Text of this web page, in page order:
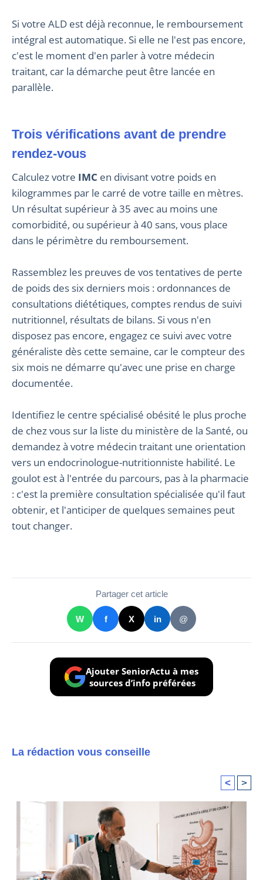
Si votre ALD est déjà reconnue, le remboursement
intégral est automatique. Si elle ne l'est pas encore,
c'est le moment d'en parler à votre médecin
traitant, car la démarche peut être lancée en
parallèle.
Trois vérifications avant de prendre
rendez-vous
Calculez votre IMC en divisant votre poids en
kilogrammes par le carré de votre taille en mètres.
Un résultat supérieur à 35 avec au moins une
comorbidité, ou supérieur à 40 sans, vous place
dans le périmètre du remboursement.
Rassemblez les preuves de vos tentatives de perte
de poids des six derniers mois : ordonnances de
consultations diététiques, comptes rendus de suivi
nutritionnel, résultats de bilans. Si vous n'en
disposez pas encore, engagez ce suivi avec votre
généraliste dès cette semaine, car le compteur des
six mois ne démarre qu'avec une prise en charge
documentée.
Identifiez le centre spécialisé obésité le plus proche
de chez vous sur la liste du ministère de la Santé, ou
demandez à votre médecin traitant une orientation
vers un endocrinologue-nutritionniste habilité. Le
goulot est à l'entrée du parcours, pas à la pharmacie
: c'est la première consultation spécialisée qu'il faut
obtenir, et l'anticiper de quelques semaines peut
tout changer.
Partager cet article
W f X in @
Ajouter SeniorActu à mes
sources d’info préférées
La rédaction vous conseille
< >